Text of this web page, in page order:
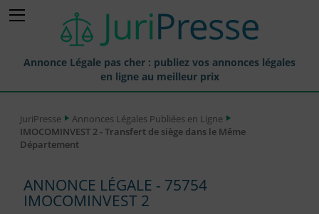
Annonce Légale pas cher : publiez vos annonces légales
en ligne au meilleur prix
Annonces Légales Publiées
Journaux Habilités (JAL) Annonces Légales
JuriPresse
Annonces Légales Publiées en Ligne
IMOCOMINVEST 2 - Transfert de siège dans le Même
Département
ANNONCE LÉGALE - 75754
IMOCOMINVEST 2